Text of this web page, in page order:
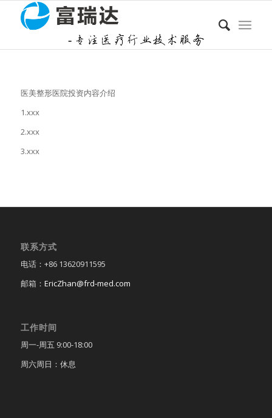
医美整形医院投资内容介绍
1.xxx
2.xxx
3.xxx
联系方式
电话：+86 13620911595
邮箱： EricZhan@frd-med.com
工作时间
周一-周五 9:00-18:00
周六周日：休息